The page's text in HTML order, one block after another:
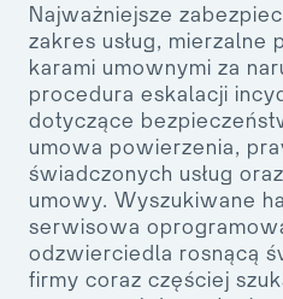
Najważniejsze
zakres usług, mierzalne
karami umownymi za
procedura eskalacji
dotyczące
umowa powierzenia,
świadczonych usług
umowy. Wyszukiwane
serwisowa
odzwierciedla rosnącą
firmy coraz częściej